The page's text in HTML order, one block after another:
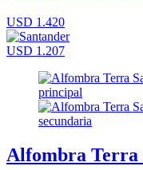
USD 1.420
USD 1.207
Alfombra Terra